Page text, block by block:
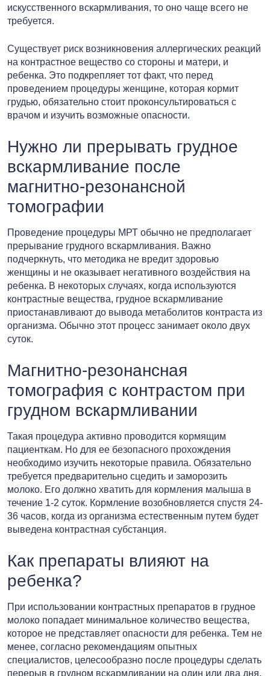
искусственного вскармливания, то оно чаще всего не
требуется.
Существует риск возникновения аллергических реакций
на контрастное вещество со стороны и матери, и
ребенка. Это подкрепляет тот факт, что перед
проведением процедуры женщине, которая кормит
грудью, обязательно стоит проконсультироваться с
врачом и изучить возможные опасности.
Нужно ли прерывать грудное
вскармливание после
магнитно-резонансной
томографии
Проведение процедуры МРТ обычно не предполагает
прерывание грудного вскармливания. Важно
подчеркнуть, что методика не вредит здоровью
женщины и не оказывает негативного воздействия на
ребенка. В некоторых случаях, когда используются
контрастные вещества, грудное вскармливание
приостанавливают до вывода метаболитов контраста из
организма. Обычно этот процесс занимает около двух
суток.
Магнитно-резонансная
томография с контрастом при
грудном вскармливании
Такая процедура активно проводится кормящим
пациенткам. Но для ее безопасного прохождения
необходимо изучить некоторые правила. Обязательно
требуется предварительно сцедить и заморозить
молоко. Его должно хватить для кормления малыша в
течение 1-2 суток. Кормление возобновляется спустя 24-
36 часов, когда из организма естественным путем будет
выведена контрастная субстанция.
Как препараты влияют на
ребенка?
При использовании контрастных препаратов в грудное
молоко попадает минимальное количество вещества,
которое не представляет опасности для ребенка. Тем не
менее, согласно рекомендациям опытных
специалистов, целесообразно после процедуры сделать
перерыв в грудном вскармливании на один или два дня.